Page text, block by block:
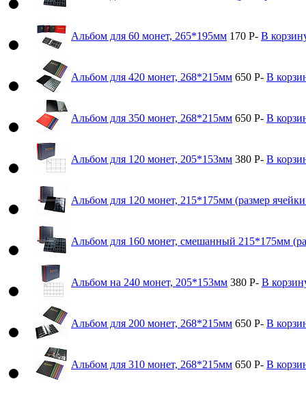
Альбом для 60 монет, 265*195мм 170 Р- В
Альбом для 420 монет, 268*215мм 650 Р- В
Альбом для 350 монет, 268*215мм 650 Р- В
Альбом для 120 монет, 205*153мм 380 Р- В
Альбом для 120 монет, 215*175мм (размер
Альбом для 160 монет, смешанный 215*175мм
Альбом на 240 монет, 205*153мм 380 Р- В
Альбом для 200 монет, 268*215мм 650 Р- В
Альбом для 310 монет, 268*215мм 650 Р- В